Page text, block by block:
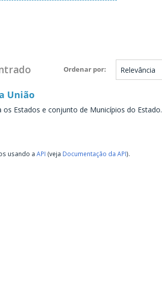
Ordenar por
União
Estados e conjunto de Municípios do Estado.
usando a API (veja Documentação da API).